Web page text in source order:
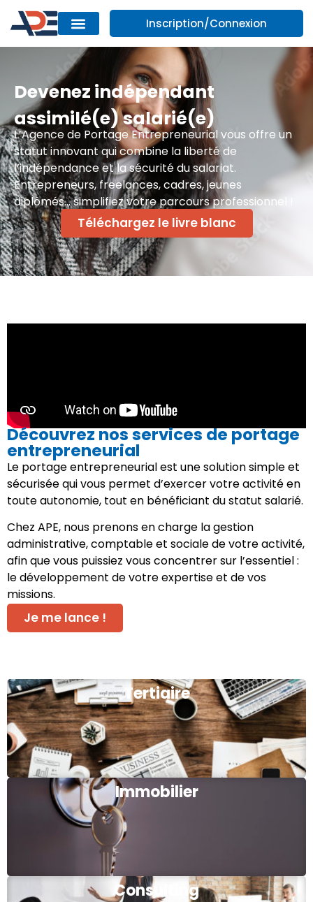
Inscription/Connexion
Devenez indépendant
assimilé(e) salarié(e)
L’Agence de Portage Entrepreneurial vous offre un
statut innovant qui combine la liberté de
l’indépendance et la sécurité du salariat.
Entrepreneurs, freelances, cadres, jeunes
diplômés… simplifiez votre parcours professionnel !
Téléchargez le livre blanc
Découvrez nos services de portage
entrepreneurial
Le portage entrepreneurial est une solution simple et
sécurisée qui vous permet d’exercer votre activité en
toute autonomie, tout en bénéficiant du statut salarié.
Chez APE, nous prenons en charge la gestion
administrative, comptable et sociale de votre activité,
afin que vous puissiez vous concentrer sur l’essentiel :
le développement de votre expertise et de vos
missions.
Je me lance !
Tertiaire
Immobilier
Consulting